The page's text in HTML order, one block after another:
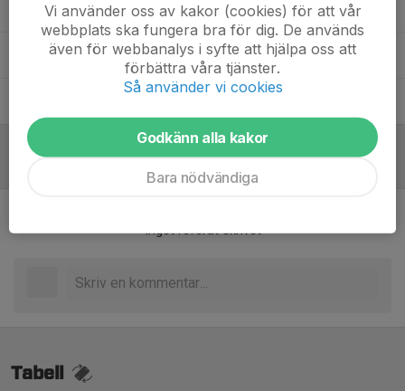
Mattias NordqvistAssisterande Tränare
Simon Rosendorf Kassör
Inget referat skrivet
Tabell
Vi använder oss av kakor (cookies) för att vår
webbplats ska fungera bra för dig. De används
även för webbanalys i syfte att hjälpa oss att
förbättra våra tjänster.
Så använder vi cookies
Godkänn alla kakor
Bara nödvändiga